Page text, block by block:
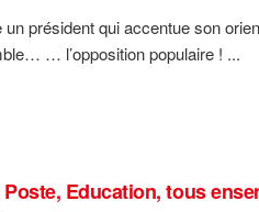
un président qui accentue son
… l’opposition populaire ! ...
Education, tous